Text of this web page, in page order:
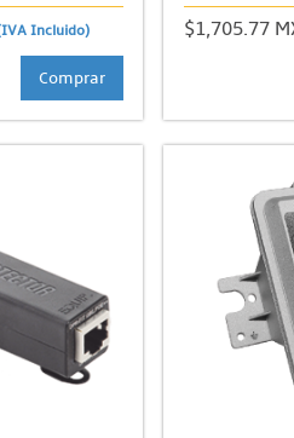
Incluido)
Comprar
$1,705.77